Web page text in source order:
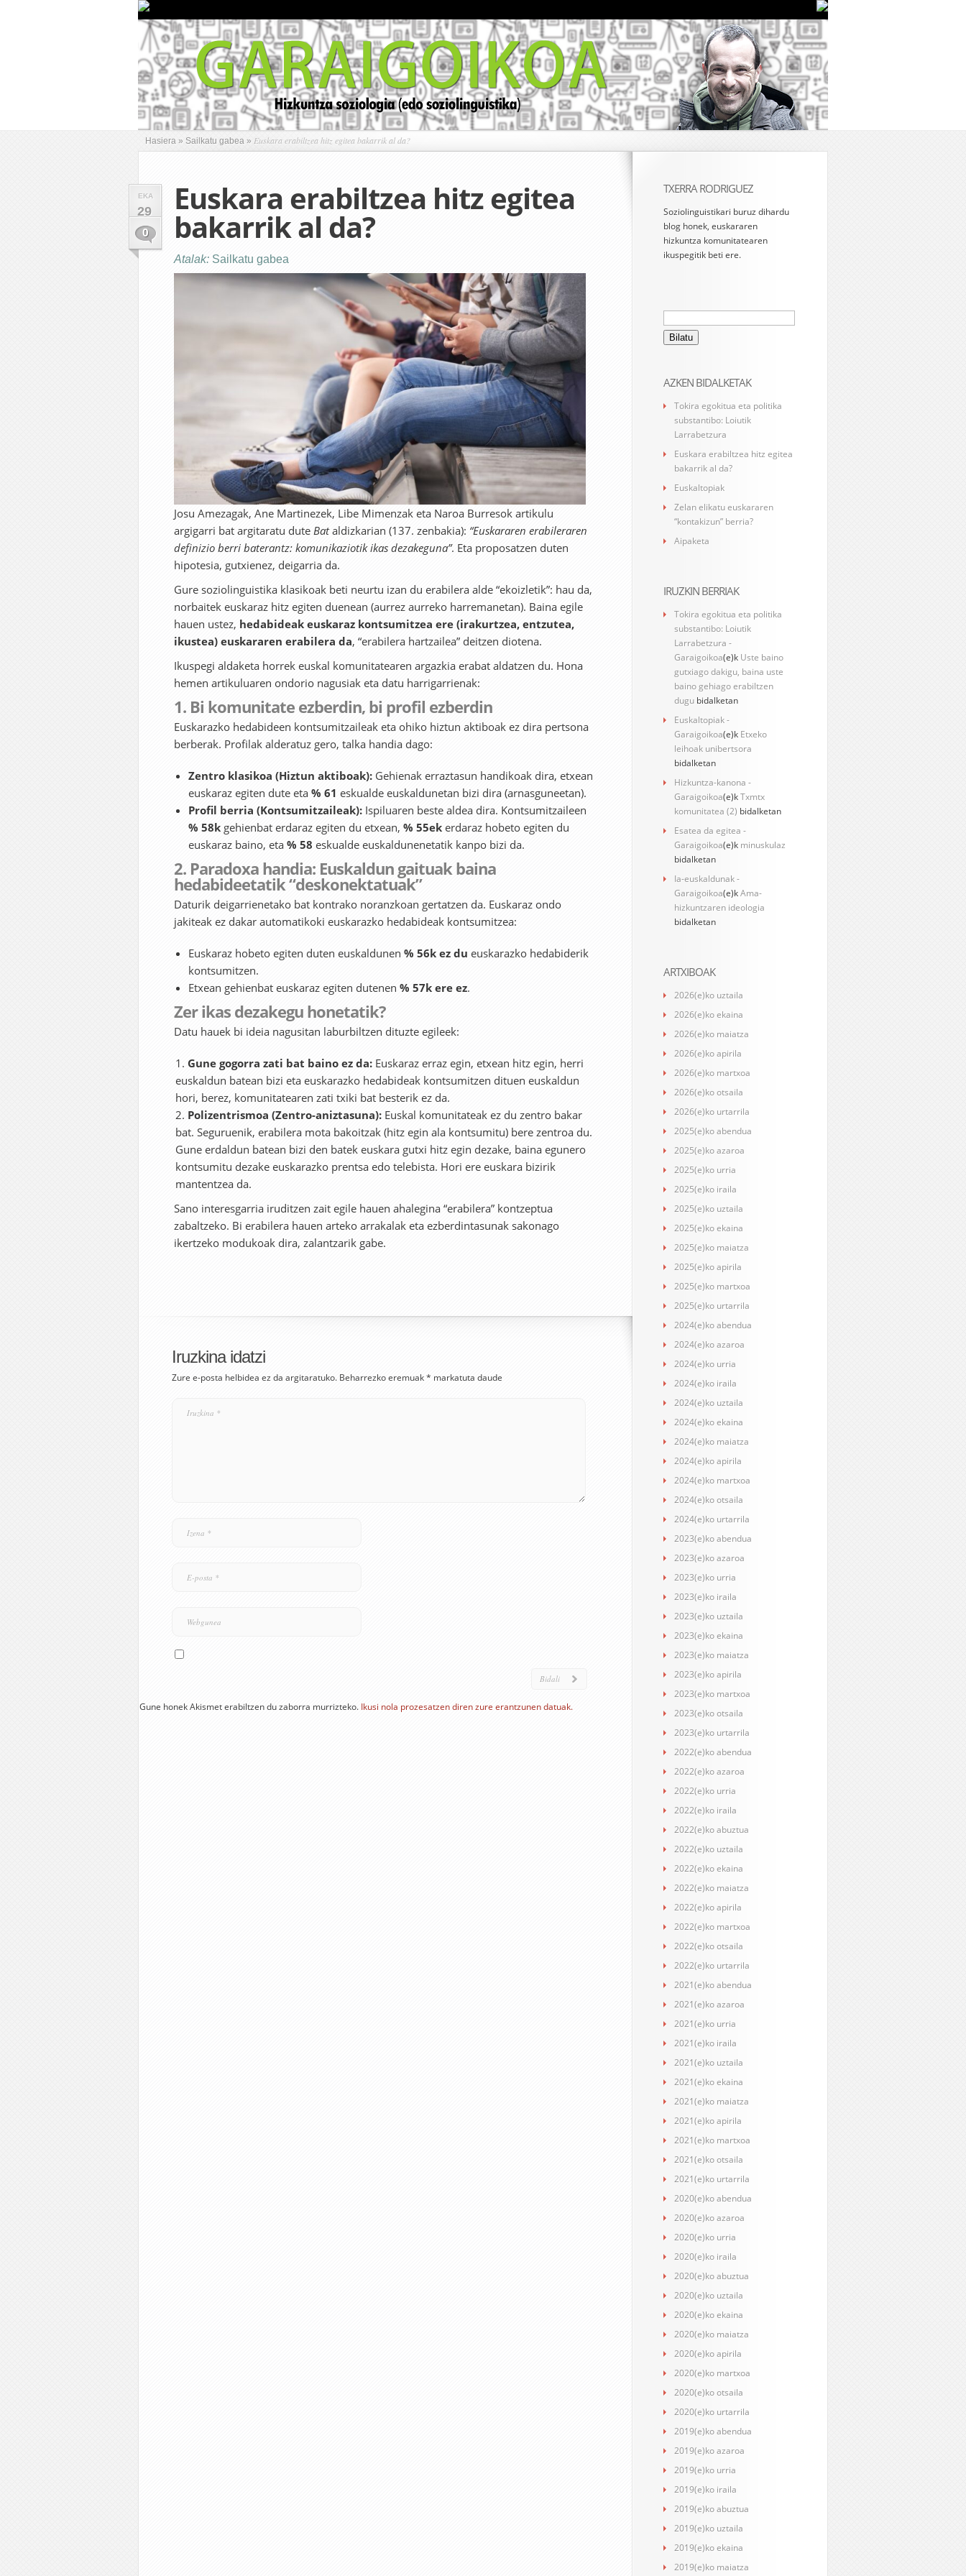
Hasiera » Sailkatu gabea » Euskara erabiltzea hitz egitea bakarrik al da?
EKA
29
0
Euskara erabiltzea hitz egitea
bakarrik al da?
Atalak: Sailkatu gabea
Josu Amezagak, Ane Martinezek, Libe Mimenzak eta Naroa Burresok artikulu
argigarri bat argitaratu dute Bataldizkarian (137. zenbakia): “Euskararen erabileraren
definizio berri baterantz: komunikaziotik ikas dezakeguna”. Eta proposatzen duten
hipotesia, gutxienez, deigarria da.
Gure soziolinguistika klasikoak beti neurtu izan du erabilera alde “ekoizletik”: hau da,
norbaitek euskaraz hitz egiten duenean (aurrez aurreko harremanetan). Baina egile
hauen ustez, hedabideak euskaraz kontsumitzea ere (irakurtzea, entzutea,
ikustea) euskararen erabilera da, “erabilera hartzailea” deitzen diotena.
Ikuspegi aldaketa horrek euskal komunitatearen argazkia erabat aldatzen du. Hona
hemen artikuluaren ondorio nagusiak eta datu harrigarrienak:
1. Bi komunitate ezberdin, bi profil ezberdin
Euskarazko hedabideen kontsumitzaileak eta ohiko hiztun aktiboak ez dira pertsona
berberak. Profilak alderatuz gero, talka handia dago:
Zentro klasikoa (Hiztun aktiboak): Gehienak erraztasun handikoak dira, etxean
euskaraz egiten dute eta % 61 eskualde euskaldunetan bizi dira (arnasguneetan).
Profil berria (Kontsumitzaileak): Ispiluaren beste aldea dira. Kontsumitzaileen
% 58k gehienbat erdaraz egiten du etxean, % 55ek erdaraz hobeto egiten du
euskaraz baino, eta % 58 eskualde euskaldunenetatik kanpo bizi da.
2. Paradoxa handia: Euskaldun gaituak baina
hedabideetatik “deskonektatuak”
Daturik deigarrienetako bat kontrako noranzkoan gertatzen da. Euskaraz ondo
jakiteak ez dakar automatikoki euskarazko hedabideak kontsumitzea:
Euskaraz hobeto egiten duten euskaldunen % 56k ez du euskarazko hedabiderik
kontsumitzen.
Etxean gehienbat euskaraz egiten dutenen % 57k ere ez.
Zer ikas dezakegu honetatik?
Datu hauek bi ideia nagusitan laburbiltzen dituzte egileek:
Gune gogorra zati bat baino ez da: Euskaraz erraz egin, etxean hitz egin, herri
euskaldun batean bizi eta euskarazko hedabideak kontsumitzen dituen euskaldun
hori, berez, komunitatearen zati txiki bat besterik ez da.
Polizentrismoa (Zentro-aniztasuna): Euskal komunitateak ez du zentro bakar
bat. Seguruenik, erabilera mota bakoitzak (hitz egin ala kontsumitu) bere zentroa du.
Gune erdaldun batean bizi den batek euskara gutxi hitz egin dezake, baina egunero
kontsumitu dezake euskarazko prentsa edo telebista. Hori ere euskara bizirik
mantentzea da.
Sano interesgarria iruditzen zait egile hauen ahalegina “erabilera” kontzeptua
zabaltzeko. Bi erabilera hauen arteko arrakalak eta ezberdintasunak sakonago
ikertzeko modukoak dira, zalantzarik gabe.
Iruzkina idatzi
Zure e-posta helbidea ez da argitaratuko. Beharrezko eremuak* markatuta daude
Gune honek Akismet erabiltzen du zaborra murrizteko. Ikusi nola prozesatzen diren zure erantzunen datuak.
TXERRA RODRIGUEZ
Soziolinguistikari buruz dihardu
blog honek, euskararen
hizkuntza komunitatearen
ikuspegitik beti ere.
Bilatu:
AZKEN BIDALKETAK
Tokira egokitua eta politika
substantibo: Loiutik
Larrabetzura
Euskara erabiltzea hitz egitea
bakarrik al da?
Euskaltopiak
Zelan elikatu euskararen
“kontakizun” berria?
Aipaketa
IRUZKIN BERRIAK
Tokira egokitua eta politika
substantibo: Loiutik
Larrabetzura -
Garaigoikoa(e)k Uste baino
gutxiago dakigu, baina uste
baino gehiago erabiltzen
dugu bidalketan
Euskaltopiak -
Garaigoikoa(e)k Etxeko
leihoak unibertsora
bidalketan
Hizkuntza-kanona -
Garaigoikoa(e)kTxmtx
komunitatea (2) bidalketan
Esatea da egitea -
Garaigoikoa(e)k minuskulaz
bidalketan
Ia-euskaldunak -
Garaigoikoa(e)kAma-
hizkuntzaren ideologia
bidalketan
ARTXIBOAK
2026(e)ko uztaila
2026(e)ko ekaina
2026(e)ko maiatza
2026(e)ko apirila
2026(e)ko martxoa
2026(e)ko otsaila
2026(e)ko urtarrila
2025(e)ko abendua
2025(e)ko azaroa
2025(e)ko urria
2025(e)ko iraila
2025(e)ko uztaila
2025(e)ko ekaina
2025(e)ko maiatza
2025(e)ko apirila
2025(e)ko martxoa
2025(e)ko urtarrila
2024(e)ko abendua
2024(e)ko azaroa
2024(e)ko urria
2024(e)ko iraila
2024(e)ko uztaila
2024(e)ko ekaina
2024(e)ko maiatza
2024(e)ko apirila
2024(e)ko martxoa
2024(e)ko otsaila
2024(e)ko urtarrila
2023(e)ko abendua
2023(e)ko azaroa
2023(e)ko urria
2023(e)ko iraila
2023(e)ko uztaila
2023(e)ko ekaina
2023(e)ko maiatza
2023(e)ko apirila
2023(e)ko martxoa
2023(e)ko otsaila
2023(e)ko urtarrila
2022(e)ko abendua
2022(e)ko azaroa
2022(e)ko urria
2022(e)ko iraila
2022(e)ko abuztua
2022(e)ko uztaila
2022(e)ko ekaina
2022(e)ko maiatza
2022(e)ko apirila
2022(e)ko martxoa
2022(e)ko otsaila
2022(e)ko urtarrila
2021(e)ko abendua
2021(e)ko azaroa
2021(e)ko urria
2021(e)ko iraila
2021(e)ko uztaila
2021(e)ko ekaina
2021(e)ko maiatza
2021(e)ko apirila
2021(e)ko martxoa
2021(e)ko otsaila
2021(e)ko urtarrila
2020(e)ko abendua
2020(e)ko azaroa
2020(e)ko urria
2020(e)ko iraila
2020(e)ko abuztua
2020(e)ko uztaila
2020(e)ko ekaina
2020(e)ko maiatza
2020(e)ko apirila
2020(e)ko martxoa
2020(e)ko otsaila
2020(e)ko urtarrila
2019(e)ko abendua
2019(e)ko azaroa
2019(e)ko urria
2019(e)ko iraila
2019(e)ko abuztua
2019(e)ko uztaila
2019(e)ko ekaina
2019(e)ko maiatza